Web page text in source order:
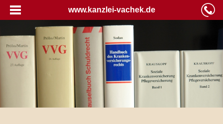
www.kanzlei-vachek.de